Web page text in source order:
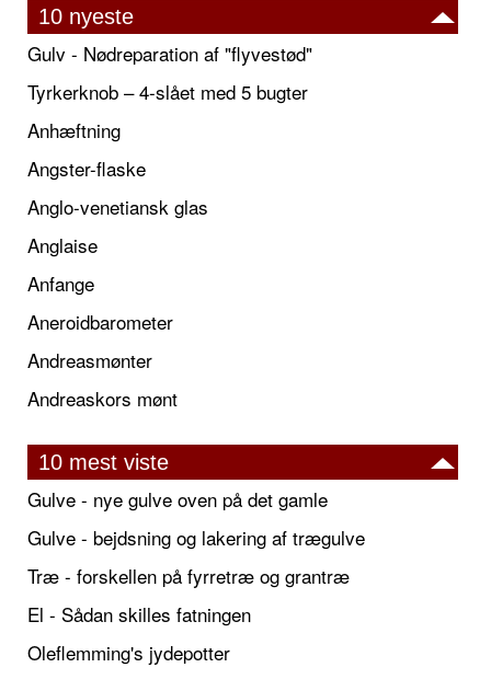
10 nyeste
Gulv - Nødreparation af "flyvestød"
Tyrkerknob – 4-slået med 5 bugter
Anhæftning
Angster-flaske
Anglo-venetiansk glas
Anglaise
Anfange
Aneroidbarometer
Andreasmønter
Andreaskors mønt
10 mest viste
Gulve - nye gulve oven på det gamle
Gulve - bejdsning og lakering af trægulve
Træ - forskellen på fyrretræ og grantræ
El - Sådan skilles fatningen
Oleflemming's jydepotter